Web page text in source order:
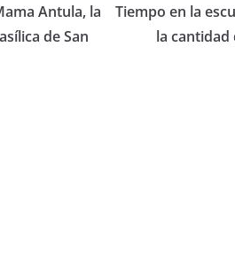
Antula, la
de San
Tiempo en la
la cantidad